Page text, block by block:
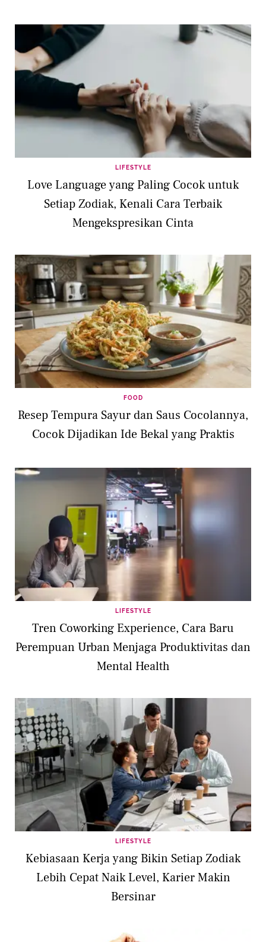
LIFESTYLE
Love Language yang Paling Cocok untuk
Setiap Zodiak, Kenali Cara Terbaik
Mengekspresikan Cinta
FOOD
Resep Tempura Sayur dan Saus Cocolannya,
Cocok Dijadikan Ide Bekal yang Praktis
LIFESTYLE
Tren Coworking Experience, Cara Baru
Perempuan Urban Menjaga Produktivitas dan
Mental Health
LIFESTYLE
Kebiasaan Kerja yang Bikin Setiap Zodiak
Lebih Cepat Naik Level, Karier Makin
Bersinar